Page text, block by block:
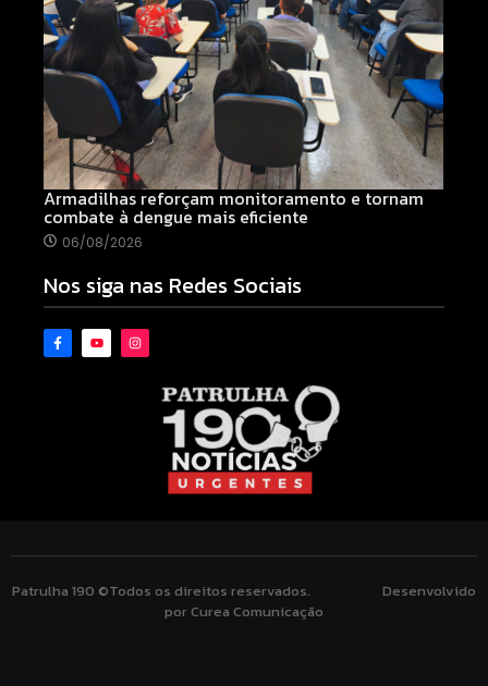
Armadilhas reforçam monitoramento e tornam
combate à dengue mais eficiente
06/08/2026
Nos siga nas Redes Sociais
Patrulha 190 ©Todos os direitos reservados. Desenvolvido
por Curea Comunicação